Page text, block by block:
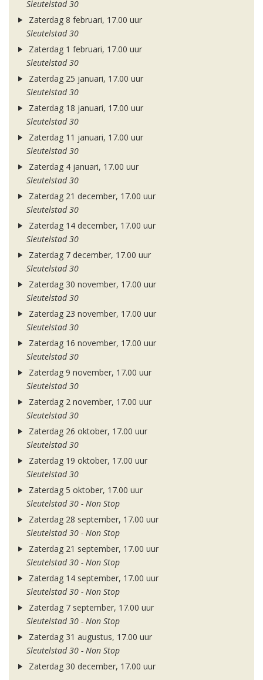
Sleutelstad 30
Zaterdag 8 februari, 17.00 uur
Sleutelstad 30
Zaterdag 1 februari, 17.00 uur
Sleutelstad 30
Zaterdag 25 januari, 17.00 uur
Sleutelstad 30
Zaterdag 18 januari, 17.00 uur
Sleutelstad 30
Zaterdag 11 januari, 17.00 uur
Sleutelstad 30
Zaterdag 4 januari, 17.00 uur
Sleutelstad 30
Zaterdag 21 december, 17.00 uur
Sleutelstad 30
Zaterdag 14 december, 17.00 uur
Sleutelstad 30
Zaterdag 7 december, 17.00 uur
Sleutelstad 30
Zaterdag 30 november, 17.00 uur
Sleutelstad 30
Zaterdag 23 november, 17.00 uur
Sleutelstad 30
Zaterdag 16 november, 17.00 uur
Sleutelstad 30
Zaterdag 9 november, 17.00 uur
Sleutelstad 30
Zaterdag 2 november, 17.00 uur
Sleutelstad 30
Zaterdag 26 oktober, 17.00 uur
Sleutelstad 30
Zaterdag 19 oktober, 17.00 uur
Sleutelstad 30
Zaterdag 5 oktober, 17.00 uur
Sleutelstad 30 - Non Stop
Zaterdag 28 september, 17.00 uur
Sleutelstad 30 - Non Stop
Zaterdag 21 september, 17.00 uur
Sleutelstad 30 - Non Stop
Zaterdag 14 september, 17.00 uur
Sleutelstad 30 - Non Stop
Zaterdag 7 september, 17.00 uur
Sleutelstad 30 - Non Stop
Zaterdag 31 augustus, 17.00 uur
Sleutelstad 30 - Non Stop
Zaterdag 30 december, 17.00 uur